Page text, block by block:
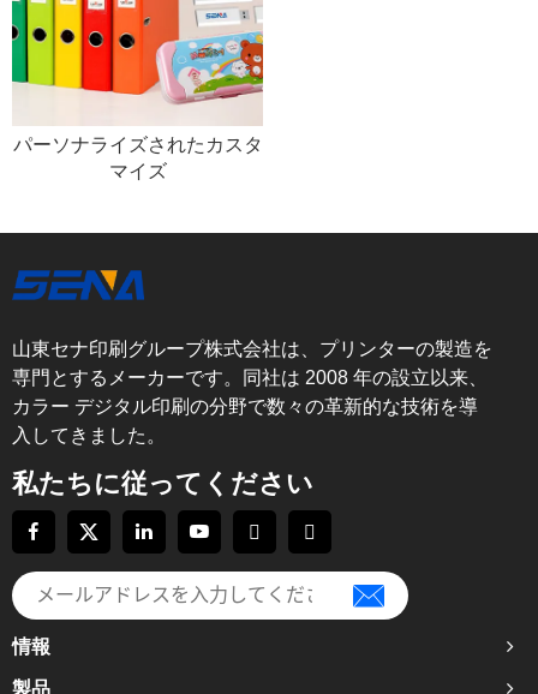
パーソナライズされたカスタ
マイズ
山東セナ印刷グループ株式会社は、プリンターの製造を
専門とするメーカーです。同社は 2008 年の設立以来、
カラー デジタル印刷の分野で数々の革新的な技術を導
入してきました。
私たちに従ってください
情報
製品